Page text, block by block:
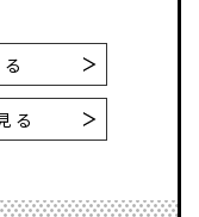
る